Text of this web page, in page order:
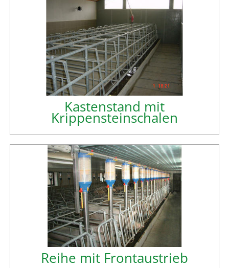
Kastenstand mit
Krippensteinschalen
Reihe mit Frontaustrieb